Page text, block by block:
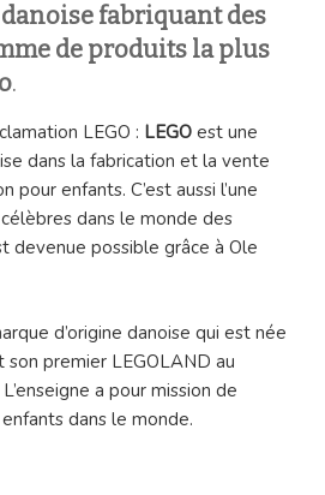
fabriquant des
de produits la plus
.
LEGO : LEGO est une
dans la fabrication et la vente
pour enfants. C’est aussi l’une
dans le monde des
devenue possible grâce à Ole
d’origine danoise qui est née
premier LEGOLAND au
a pour mission de
dans le monde.